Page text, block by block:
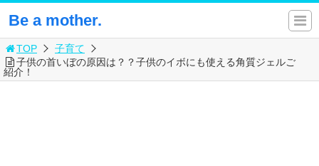
Be a mother.
TOP
子育て
子供の首いぼの原因は？？子供のイボにも使える角質ジェルご
紹介！